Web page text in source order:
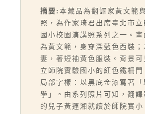
摘要: 本藏品為翻譯家黃文範
照，為作家琦君出席臺北市立
國小校園演講照系列之一。畫
為黃文範，身穿深藍色西裝；
妻，著短袖黃色服裝。背景可
立師院實驗國小的紅色鐵柵門
局部字樣：以黑底金漆寫著「
學」。由系列照片可知，翻譯
的兒子黃運湘就讀於師院實小